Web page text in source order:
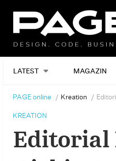
LATEST MAGAZIN
PAGE online Kreation
KREATION
Editorial